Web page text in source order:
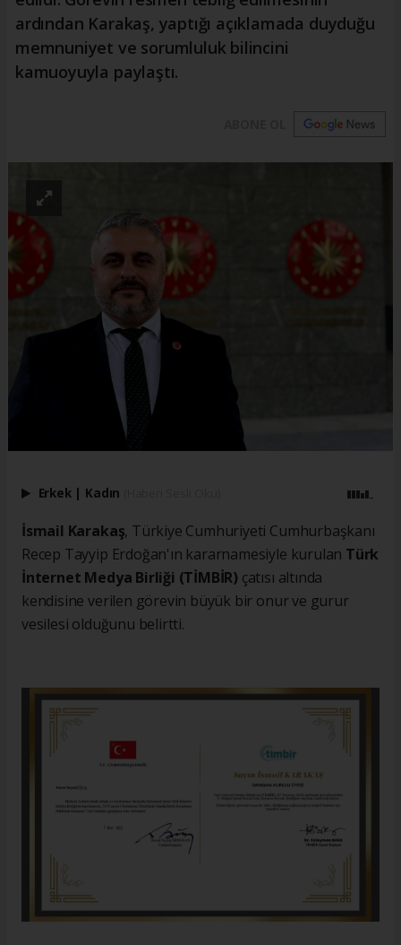
ardından Karakaş, yaptığı açıklamada duyduğu
memnuniyet ve sorumluluk bilincini
kamuoyuyla paylaştı.
Erkek | Kadın
İsmail Karakaş, Türkiye Cumhuriyeti Cumhurbaşkanı
Recep Tayyip Erdoğan'ın kararnamesiyle kurulan Türk
İnternet Medya Birliği (TİMBİR) çatısı altında
kendisine verilen görevin büyük bir onur ve gurur
vesilesi olduğunu belirtti.